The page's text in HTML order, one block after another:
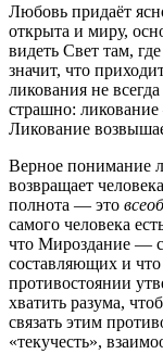
Любовь придаёт
открыта и миру,
видеть Свет там,
значит, что
ликования не
страшно:
Ликование
Верное понимание
возвращает
полнота — это
самого человека
что Мироздание —
составляющих и что
противостоянии
хватить разума,
связать этим
«текучесть»,